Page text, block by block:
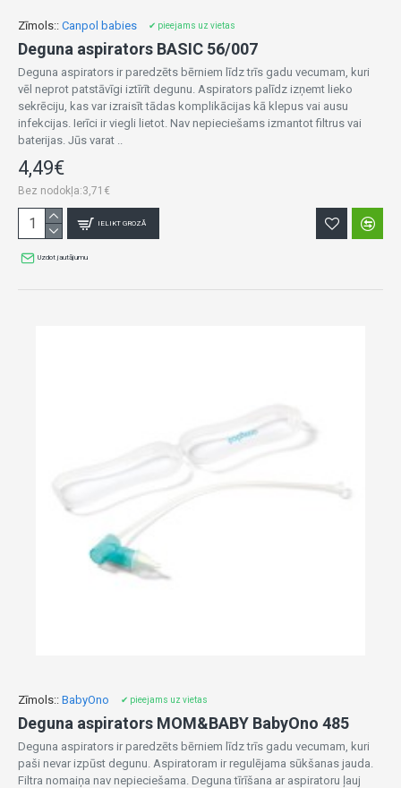
Zīmols:: Canpol babies ✔ pieejams uz vietas
Deguna aspirators BASIC 56/007
Deguna aspirators ir paredzēts bērniem līdz trīs gadu vecumam, kuri
vēl neprot patstāvīgi iztīrīt degunu. Aspirators palīdz izņemt lieko
sekrēciju, kas var izraisīt tādas komplikācijas kā klepus vai ausu
infekcijas. Ierīci ir viegli lietot. Nav nepieciešams izmantot filtrus vai
baterijas. Jūs varat ..
4,49€
Bez nodokļa:3,71€
IELIKT GROZĀ
Uzdot jautājumu
Zīmols:: BabyOno ✔ pieejams uz vietas
Deguna aspirators MOM&BABY BabyOno 485
Deguna aspirators ir paredzēts bērniem līdz trīs gadu vecumam, kuri
paši nevar izpūst degunu. Aspiratoram ir regulējama sūkšanas jauda.
Filtra nomaiņa nav nepieciešama. Deguna tīrīšana ar aspiratoru ļauj